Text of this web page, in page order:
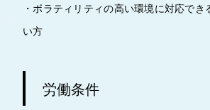
・ボラティリティの高い環境に対応でき
い方
労働条件